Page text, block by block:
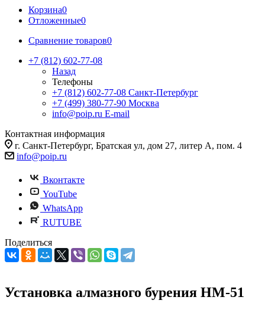
Корзина0
Отложенные0
Сравнение товаров0
+7 (812) 602-77-08
Назад
Телефоны
+7 (812) 602-77-08 Санкт-Петербург
+7 (499) 380-77-90 Москва
info@poip.ru E-mail
Контактная информация
г. Санкт-Петербург, Братская ул, дом 27, литер А, пом. 4
info@poip.ru
Вконтакте
YouTube
WhatsApp
RUTUBE
Поделиться
Установка алмазного бурения HM-51